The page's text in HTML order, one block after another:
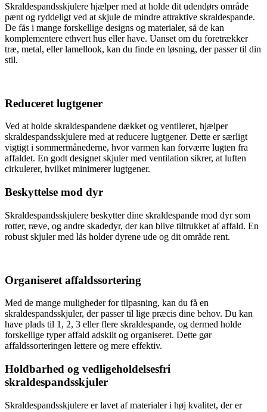
Skraldespandsskjulere hjælper med at holde dit udendørs område
pænt og ryddeligt ved at skjule de mindre attraktive skraldespande.
De fås i mange forskellige designs og materialer, så de kan
komplementere ethvert hus eller have. Uanset om du foretrækker
træ, metal, eller lamellook, kan du finde en løsning, der passer til din
stil.
Reduceret lugtgener
Ved at holde skraldespandene dækket og ventileret, hjælper
skraldespandsskjulere med at reducere lugtgener. Dette er særligt
vigtigt i sommermånederne, hvor varmen kan forværre lugten fra
affaldet. En godt designet skjuler med ventilation sikrer, at luften
cirkulerer, hvilket minimerer lugtgener.
Beskyttelse mod dyr
Skraldespandsskjulere beskytter dine skraldespande mod dyr som
rotter, ræve, og andre skadedyr, der kan blive tiltrukket af affald. En
robust skjuler med lås holder dyrene ude og dit område rent.
Organiseret affaldssortering
Med de mange muligheder for tilpasning, kan du få en
skraldespandsskjuler, der passer til lige præcis dine behov. Du kan
have plads til 1, 2, 3 eller flere skraldespande, og dermed holde
forskellige typer affald adskilt og organiseret. Dette gør
affaldssorteringen lettere og mere effektiv.
Holdbarhed og vedligeholdelsesfri
skraldespandsskjuler
Skraldespandsskjulere er lavet af materialer i høj kvalitet, der er